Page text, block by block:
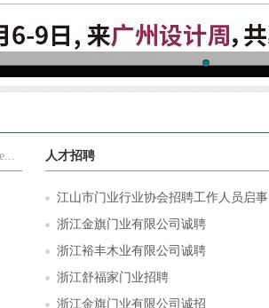
人才招聘
江山市门业行业协会招聘工作人员启事
浙江金旗门业有限公司诚聘
浙江裕丰木业有限公司诚聘
浙江舒福家门业招聘
浙江金旗门业有限公司诚招